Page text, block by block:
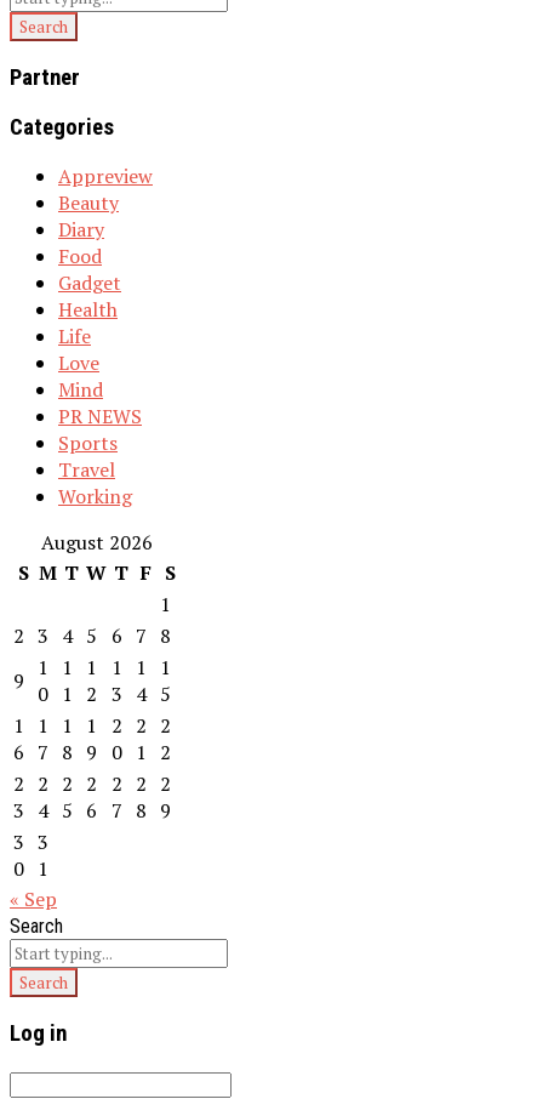
Partner
Categories
Appreview
Beauty
Diary
Food
Gadget
Health
Life
Love
Mind
PR NEWS
Sports
Travel
Working
August 2026
S M T W T F S
1
2 3 4 5 6 7 8
9
1
0
1
1
1
2
1
3
1
4
1
5
1
6
1
7
1
8
1
9
2
0
2
1
2
2
2
3
2
4
2
5
2
6
2
7
2
8
2
9
3
0
3
1
« Sep
Search
Log in